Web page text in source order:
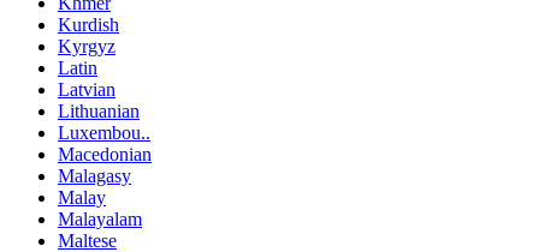
Kurdish
Kyrgyz
Latin
Latvian
Lithuanian
Luxembou..
Macedonian
Malagasy
Malay
Malayalam
Maltese